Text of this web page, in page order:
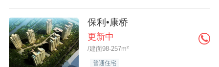
保利•康桥
更新中
/建面98-257m²
普通住宅